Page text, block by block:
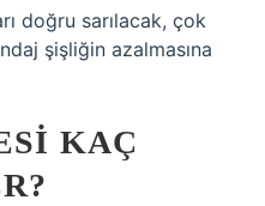
doğru sarılacak, çok
şişliğin azalmasına
KAÇ